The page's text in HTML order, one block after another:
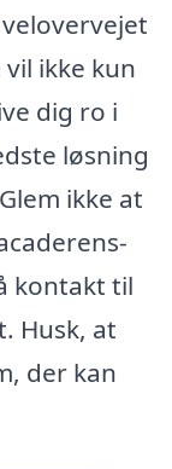
ikke kun
dig ro i
løsning
ikke at
kontakt til
Husk, at
der kan